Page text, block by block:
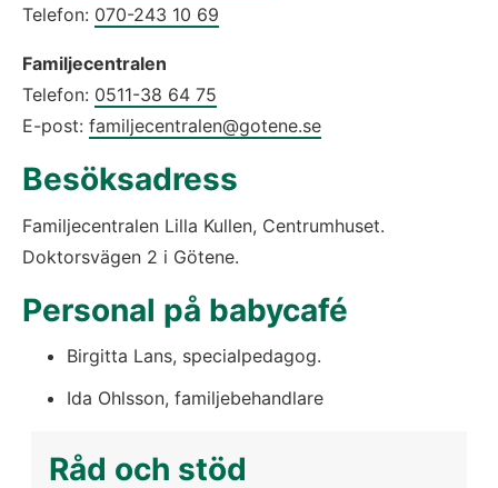
Telefon: 070-243 10 69
Familjecentralen
Telefon: 0511-38 64 75
E-post: familjecentralen@gotene.se
Besöksadress
Familjecentralen Lilla Kullen, Centrumhuset.
Doktorsvägen 2 i Götene.
Personal på babycafé
Birgitta Lans, specialpedagog.
Ida Ohlsson, familjebehandlare
Råd och stöd